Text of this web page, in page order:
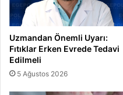
Uzmandan Önemli Uyarı:
Fıtıklar Erken Evrede Tedavi
Edilmeli
5 Ağustos 2026